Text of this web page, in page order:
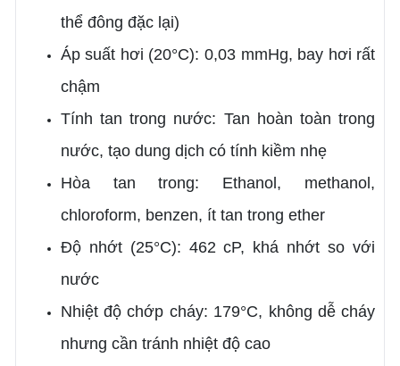
thể đông đặc lại)
Áp suất hơi (20°C): 0,03 mmHg, bay hơi rất
chậm
Tính tan trong nước: Tan hoàn toàn trong
nước, tạo dung dịch có tính kiềm nhẹ
Hòa tan trong: Ethanol, methanol,
chloroform, benzen, ít tan trong ether
Độ nhớt (25°C): 462 cP, khá nhớt so với
nước
Nhiệt độ chớp cháy: 179°C, không dễ cháy
nhưng cần tránh nhiệt độ cao